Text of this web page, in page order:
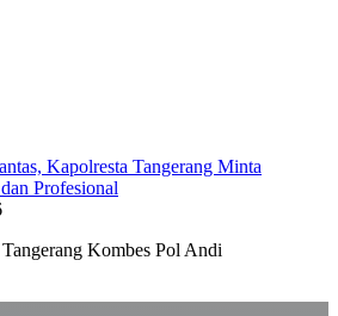
Kapolresta Tangerang Minta
Profesional
Kombes Pol Andi